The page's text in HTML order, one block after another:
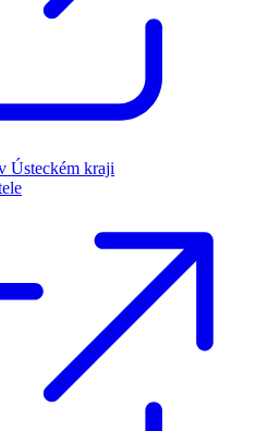
Ústeckém kraji